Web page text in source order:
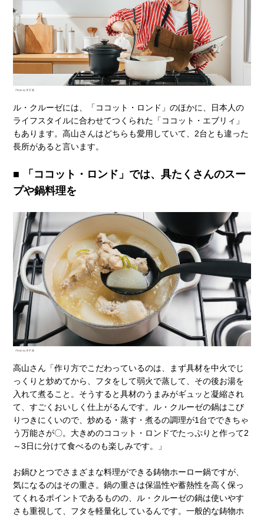
ル・クルーゼには、「ココット・ロンド」のほかに、日本人の
ライフスタイルに合わせてつくられた「ココット・エブリィ」
もあります。高山さんはどちらも愛用していて、2台とも違った
長所があると言います。
「ココット・ロンド」では、具たくさんのスー
プや鍋料理を
高山さん「作り方でこだわっているのは、まず具材を中火でじ
っくりと炒めてから、フタをして弱火で蒸して、その後お湯を
入れて煮ること。そうすると具材のうまみがギュッと凝縮され
て、すごくおいしく仕上がるんです。ル・クルーゼの鍋はこび
りつきにくいので、炒める・蒸す・煮るの調理が1台でできちゃ
う万能さが〇。大きめのココット・ロンドでたっぷりと作って2
～3日に分けて食べるのも楽しみです。」
お鍋ひとつでさまざまな料理ができる鋳物ホーロー鍋ですが、
気になるのはその重さ。鍋の重さは保温性や蓄熱性を高く保っ
てくれるポイントであるものの、ル・クルーゼの鍋は使いやす
さも重視して、フタを軽量化しているんです。一般的な鋳物ホ